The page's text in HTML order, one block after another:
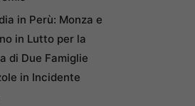
in Perù: Monza e
in Lutto per la
di Due Famiglie
in Incidente